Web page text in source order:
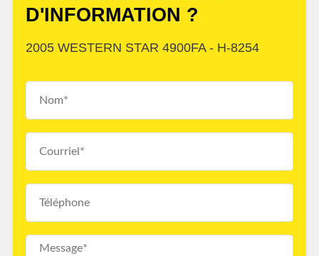
D'INFORMATION ?
2005 WESTERN STAR 4900FA - H-8254